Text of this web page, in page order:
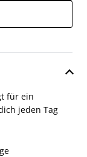
für ein
jeden Tag